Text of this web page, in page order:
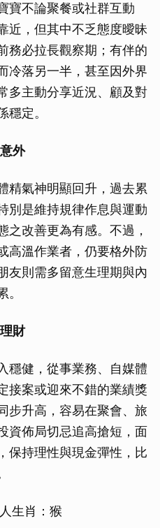
寶不論聚餐或社群互動
近，但其中不乏態度曖昧
務必拉長觀察期；有伴的
冷落另一半，甚至因外界
多主動分享近況、顧及對
穩定。
外
精氣神明顯回升，過去累
別是維持規律作息與運動
之改善更為有感。不過，
高溫作業者，仍要格外防
友則需多留意生理期與內
財
穩健，從事業務、自媒體
接案或迎來不錯的業績獎
步升高，容易在聚會、旅
資佈局切忌追高搶短，面
保持理性與現金彈性，比
生肖：猴